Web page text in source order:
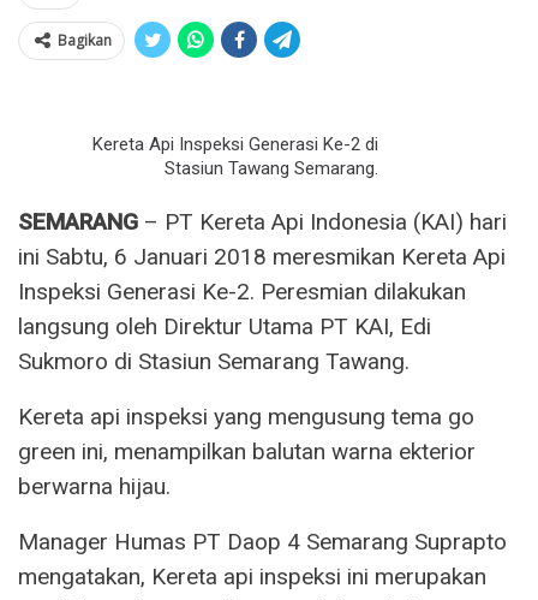
Bagikan
Kereta Api Inspeksi Generasi Ke-2 di
Stasiun Tawang Semarang.
SEMARANG – PT Kereta Api Indonesia (KAI) hari
ini Sabtu, 6 Januari 2018 meresmikan Kereta Api
Inspeksi Generasi Ke-2. Peresmian dilakukan
langsung oleh Direktur Utama PT KAI, Edi
Sukmoro di Stasiun Semarang Tawang.
Kereta api inspeksi yang mengusung tema go
green ini, menampilkan balutan warna ekterior
berwarna hijau.
Manager Humas PT Daop 4 Semarang Suprapto
mengatakan, Kereta api inspeksi ini merupakan